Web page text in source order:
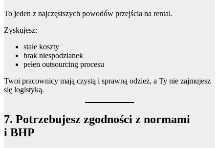
To jeden z najczęstszych powodów przejścia na rental.
Zyskujesz:
stałe koszty
brak niespodzianek
pełen outsourcing procesu
Twoi pracownicy mają czystą i sprawną odzież, a Ty nie zajmujesz
się logistyką.
7. Potrzebujesz zgodności z normami
i BHP